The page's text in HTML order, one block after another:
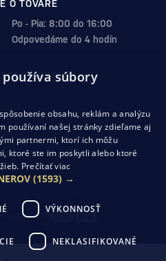
O TOVARE
Po - Pia: 8:00 do 16:00
Odpovedáme do 4 hodín
v našom obchode
ocenenie od Heureka
súbory
obsahu, reklám a analýzu
používaní našej stránky zdieľame aj
partnermi, ktorí ich môžu
ktoré ste im poskytli alebo ktoré
Prečítať viac
(1593) →
VÝKONNOSŤ
NEKLASIFIKOVANÉ